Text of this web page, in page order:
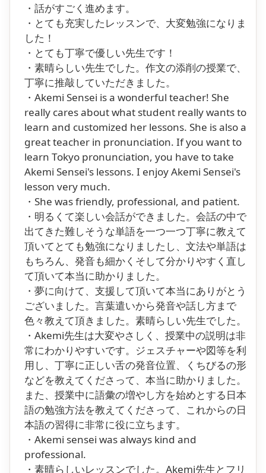
・話がすごく進めます。
・とても充実したレッスンで、大変勉強になりま
した！
・とても丁寧で優しい先生です！
・素晴らしい先生でした。作文の添削の授業で、
丁寧に推敲していただきました。
・Akemi Sensei is a wonderful teacher! She
really cares about what student really wants to
learn and customized her lessons. She is also a
great teacher in pronunciation. If you want to
learn Tokyo pronunciation, you have to take
Akemi Sensei's lessons. I enjoy Akemi Sensei's
lesson very much.
・She was friendly, professional, and patient.
・明るくて楽しい会話ができました。会話の中で
出てきた難しそうな単語を一つ一つ丁寧に教えて
頂いてとても勉強になりましたし、文法や単語は
もちろん、発音も細かくそして分かりやすく直し
て頂いて本当に助かりました。
・夢に向けて、支援して頂いて本当にありがとう
ございました。言葉遣いから発音や話し方まで
色々教えて頂きました。素晴らしい先生でした。
・Akemi先生は大変やさしく、授業中の説明は非
常にわかりやすいです。ジェスチャーや図等を利
用し、丁寧に正しい舌の発音位置、くちびるの形
などを教えてくださって、本当に助かりました。
また、授業中に語彙の増やし方を始めとする日本
語の勉強方法を教えてくださって、これからの日
本語の習得に非常に役に立ちます。
・Akemi sensei was always kind and
professional.
・素晴らしいレッスンでした。Akemi先生とフリ